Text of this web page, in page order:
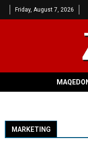
Friday, August 7, 2026
MARKETING